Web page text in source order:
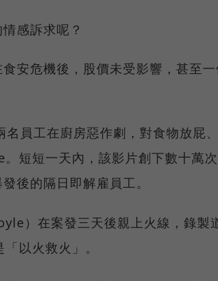
感訴求呢？
安危機後，股價未受影響，甚至
員工在廚房惡作劇，對食物放屁
短短一天內，該影片創下數十萬
後的隔日即解雇員工。
）在案發三天後親上火線，錄製
以火救火」。